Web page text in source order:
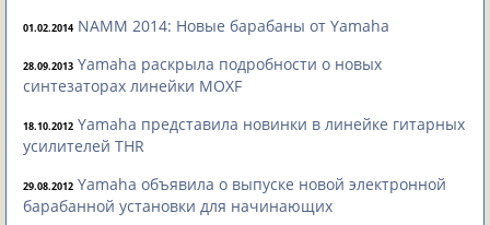
01.02.2014 NAMM 2014: Новые барабаны от Yamaha
28.09.2013 Yamaha раскрыла подробности о новых
синтезаторах линейки MOXF
18.10.2012 Yamaha представила новинки в линейке гитарных
усилителей THR
29.08.2012 Yamaha объявила о выпуске новой электронной
барабанной установки для начинающих